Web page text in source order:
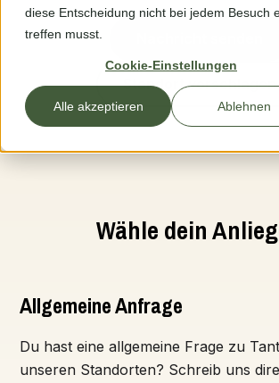
diese Entscheidung nicht bei jedem Besuch
treffen musst.
Cookie-Einstellungen
Alle akzeptieren Ablehnen
Problem melden
Standorte
Standort vorschlagen
Wähle dein
Allgemeine Anfrage
Du hast eine allgemeine Frage zu
unseren Standorten? Schreib uns